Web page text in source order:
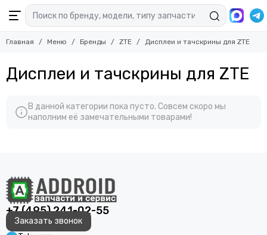
Главная Меню Бренды ZTE Дисплеи и тачскрины для ZTE
Дисплеи и тачскрины для ZTE
В данной категории пока пусто. Совсем скоро мы
наполним её замечательными товарами!
+7 (495) 241-02-55
Заказать звонок